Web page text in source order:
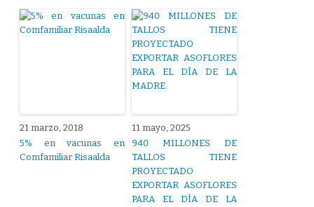
21 marzo, 2018
5% en vacunas en
Comfamiliar Risaalda
11 mayo, 2025
940 MILLONES DE
TALLOS TIENE
PROYECTADO
EXPORTAR ASOFLORES
PARA EL DÍA DE LA